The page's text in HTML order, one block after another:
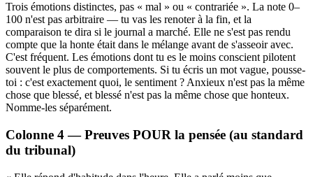
Trois émotions distinctes, pas « mal » ou « contrariée ». La note 0–
100 n'est pas arbitraire — tu vas les renoter à la fin, et la
comparaison te dira si le journal a marché. Elle ne s'est pas rendu
compte que la honte était dans le mélange avant de s'asseoir avec.
C'est fréquent. Les émotions dont tu es le moins conscient pilotent
souvent le plus de comportements. Si tu écris un mot vague, pousse-
toi : c'est exactement quoi, le sentiment ? Anxieux n'est pas la même
chose que blessé, et blessé n'est pas la même chose que honteux.
Nomme-les séparément.
Colonne 4 — Preuves POUR la pensée (au standard
du tribunal)